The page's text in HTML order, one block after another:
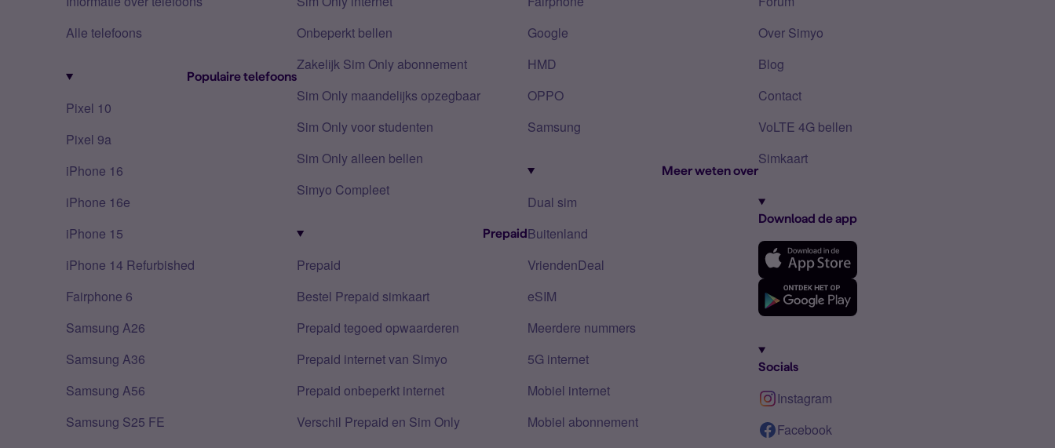
Alle telefoons
Populaire telefoons
Pixel 10
Pixel 9a
iPhone 16
iPhone 16e
iPhone 15
iPhone 14 Refurbished
Fairphone 6
Samsung A26
Samsung A36
Samsung A56
Samsung S25 FE
Onbeperkt bellen
Zakelijk Sim Only abonnement
Sim Only maandelijks opzegbaar
Sim Only voor studenten
Sim Only alleen bellen
Simyo Compleet
Prepaid
Prepaid
Bestel Prepaid simkaart
Prepaid tegoed opwaarderen
Prepaid internet van Simyo
Prepaid onbeperkt internet
Verschil Prepaid en Sim Only
Google
HMD
OPPO
Samsung
Meer weten over
Dual sim
Buitenland
VriendenDeal
eSIM
Meerdere nummers
5G internet
Mobiel internet
Mobiel abonnement
Over Simyo
Blog
Contact
VoLTE 4G bellen
Simkaart
Download de app
Socials
Instagram
Facebook